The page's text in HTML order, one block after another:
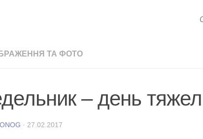
ТА ФОТО
– день
· 27.02.2017